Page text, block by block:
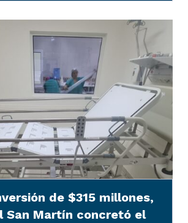
de $315 millones,
San Martín concretó el